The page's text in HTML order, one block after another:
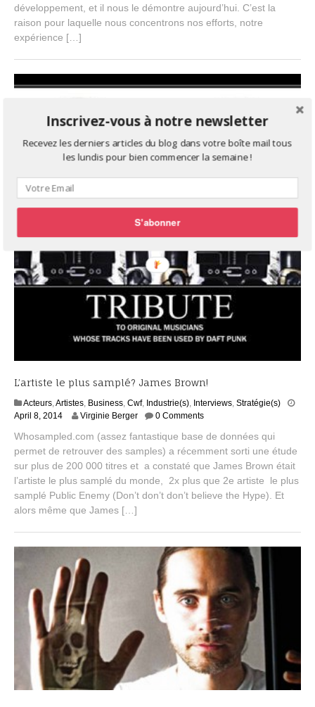
2
développement, et il nous le démontre aujourd’hui. C’est la
raison pour laquelle nous concentrons nos efforts, notre
expérience […]
L’artiste le plus samplé? James Brown!
Acteurs,Artistes, Business, Cwf, Industrie(s), Interviews, Stratégie(s)
April 8, 2014S
p
t
e
m
b
r
0
1
4
Virginie Berger 0 Comments
Whosampled.com (assez fantastique base de données qui
permet de retrouver des samples) a récemment sorti une étude
sur plus de 200 000 titres et a constaté que James Brown était
l’artiste le plus samplé du monde, 2x plus que 2e artiste le plus
samplé Public Enemy (Don’t don’t don’t believe the Hype). Et
alors même que James […]
Inscrivez-vous à notre newsletter
Recevez les derniers articles du blog dans votre boîte mail tous
les lundis pour bien commencer la semaine !
S'abonner